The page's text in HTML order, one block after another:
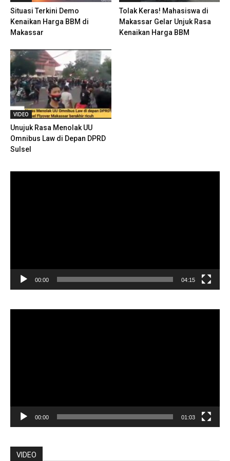
Situasi Terkini Demo
Kenaikan Harga BBM di
Makassar
Tolak Keras! Mahasiswa di
Makassar Gelar Unjuk Rasa
Kenaikan Harga BBM
VIDEO
Unujuk Rasa Menolak UU
Omnibus Law di Depan DPRD
Sulsel
00:00 04:15
00:00 01:03
VIDEO